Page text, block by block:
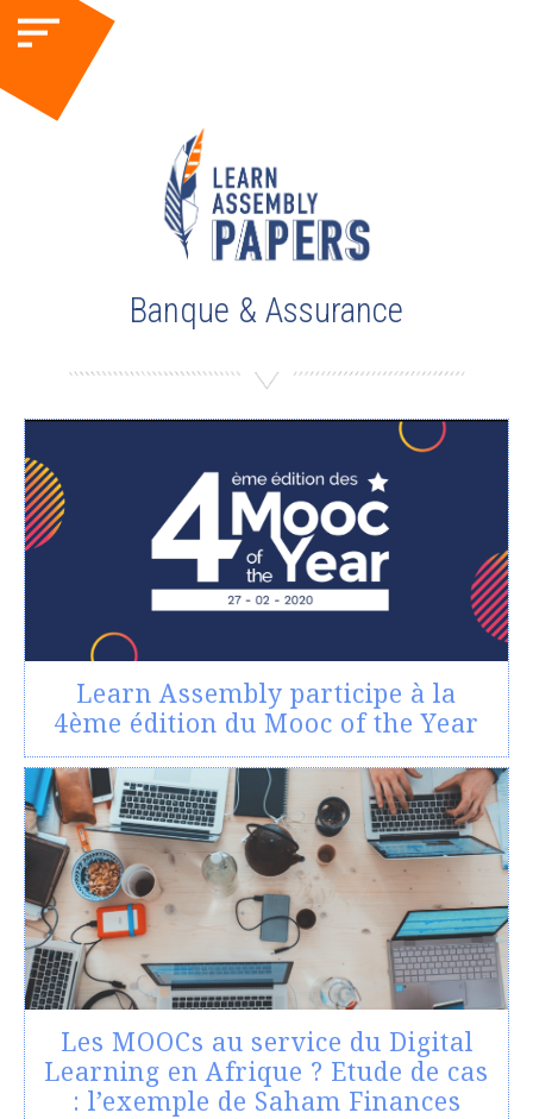
Banque & Assurance
Learn Assembly participe à la
4ème édition du Mooc of the Year
Les MOOCs au service du Digital
Learning en Afrique ? Etude de cas
: l’exemple de Saham Finances